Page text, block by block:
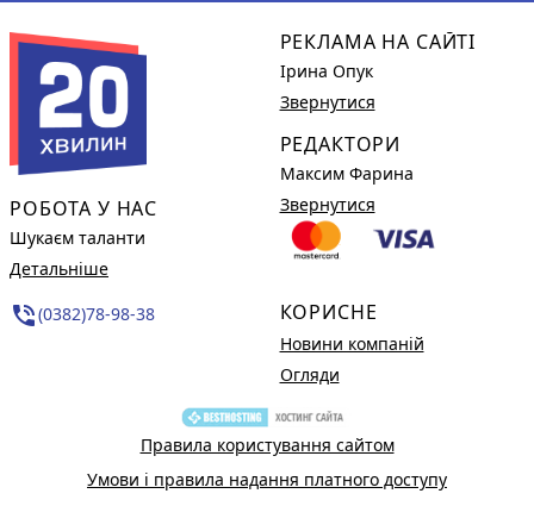
РОБОТА У НАС
Шукаєм таланти
Детальніше
phone_in_talk(0382)78-98-38
РЕКЛАМА НА САЙТІ
Ірина Опук
Звернутися
РЕДАКТОРИ
Максим Фарина
Звернутися
КОРИСНЕ
Новини компаній
Огляди
Правила користування сайтом
Умови і правила надання платного доступу